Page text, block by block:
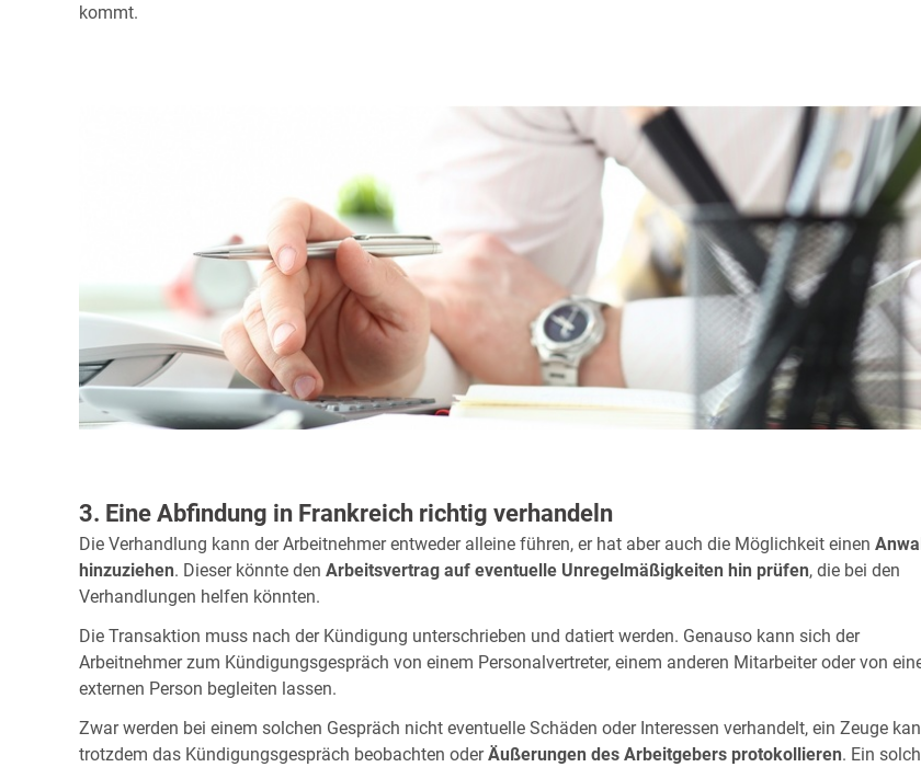
kommt.
3. Eine Abfindung in Frankreich richtig verhandeln
Die Verhandlung kann der Arbeitnehmer entweder alleine führen, er hat aber auch die Möglichkeit einen
hinzuziehen. Dieser könnte den Arbeitsvertrag auf eventuelle Unregelmäßigkeiten hin prüfen, die bei den
Verhandlungen helfen könnten.
Die Transaktion muss nach der Kündigung unterschrieben und datiert werden. Genauso kann sich der
Arbeitnehmer zum Kündigungsgespräch von einem Personalvertreter, einem anderen Mitarbeiter oder von
externen Person begleiten lassen.
Zwar werden bei einem solchen Gespräch nicht eventuelle Schäden oder Interessen verhandelt, ein Zeuge
trotzdem das Kündigungsgespräch beobachten oderÄußerungen des Arbeitgebers protokollieren. Ein